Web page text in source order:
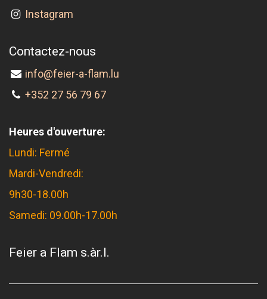
Instagram
Contactez-nous
info@feier-a-flam.lu
+352 27 56 79 67
Heures d'ouverture:
Lundi: Fermé
Mardi-Vendredi:
9h30-18.00h
Samedi: 09.00h-17.00h
Feier a Flam s.àr.l.